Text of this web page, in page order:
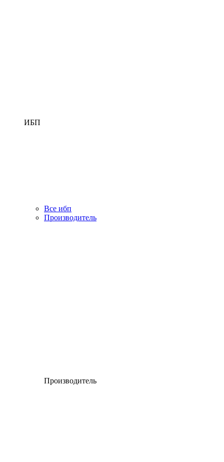
ИБП
Все ибп
Производитель
Производитель